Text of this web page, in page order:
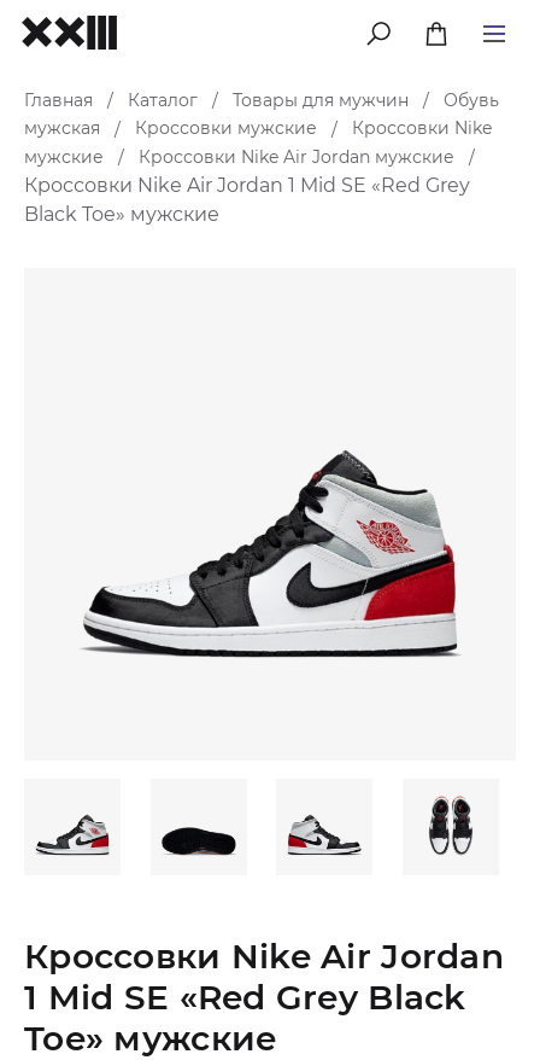
меню
Главная / Каталог / Товары для мужчин /
Обувь
мужская
/ Кроссовки мужские /
Кроссовки Nike
мужские
/ Кроссовки Nike Air Jordan мужские /
Кроссовки Nike Air Jordan 1 Mid SE «Red Grey
Black Toe» мужские
Кроссовки Nike Air Jordan
1 Mid SE «Red Grey Black
Toe» мужские